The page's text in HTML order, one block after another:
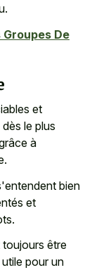
De
et
le plus
à
bien
et
être
pour un